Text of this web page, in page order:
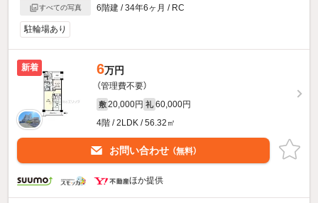
すべての写真
6階建 / 34年6ヶ月 / RC
駐輪場あり
新着 6万円
（管理費不要）
敷 20,000円 礼 60,000円
4階 / 2LDK / 56.32㎡
お問い合わせ （無料）
ほか提供